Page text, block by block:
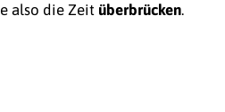
also die Zeit überbrücken.